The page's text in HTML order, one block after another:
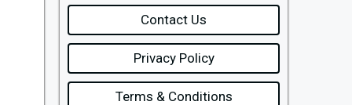
Contact Us
Privacy Policy
Terms & Conditions